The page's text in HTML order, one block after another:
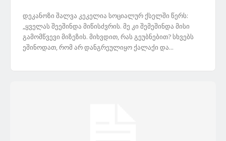
დეკანოზი შალვა კეკელია სოციალურ ქსელში წერს:
„ყველას შეეშინდა მიწისძვრის. მე კი შემეშინდა მისი
გამომწვევი მიზეზის. მიხვდით, რას გეუბნებით? სხვებს
ეშინოდათ, რომ არ დანგრეულიყო ქალაქი და...